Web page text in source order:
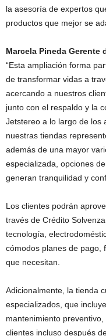
la asesoría de expertos
productos que mejor se
Marcela Pineda Gerente
“Esta ampliación forma
de transformar vidas a
acercando a nuestros
junto con el respaldo y la
Jetstereo a lo largo de los
nuestras tiendas
además de una mayor
especializada, opciones
generan tranquilidad y
Los clientes podrán
través de Crédito
tecnología,
cómodos planes de pago,
que necesitan.
Adicionalmente, la tienda
especializados, que
mantenimiento
clientes incluso después